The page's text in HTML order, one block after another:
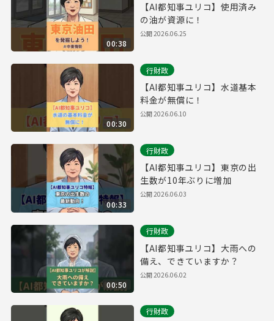
00:38
【AI都知事ユリコ】使用済み
の油が資源に！
公開2026.06.25
00:30
行財政
【AI都知事ユリコ】水道基本
料金が無償に！
公開2026.06.10
00:33
行財政
【AI都知事ユリコ】東京の出
生数が10年ぶりに増加
公開2026.06.03
00:50
行財政
【AI都知事ユリコ】大雨への
備え、できていますか？
公開2026.06.02
行財政